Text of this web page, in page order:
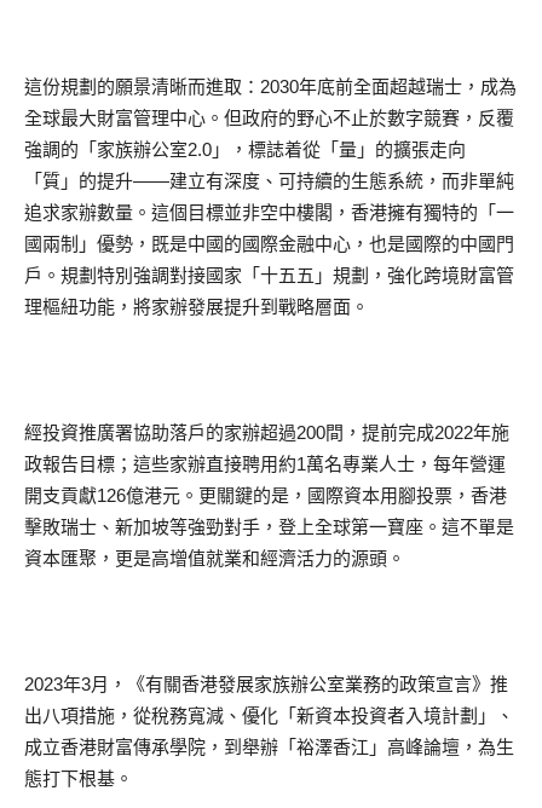
這份規劃的願景清晰而進取：2030年底前全面超越瑞士，成為
全球最大財富管理中心。但政府的野心不止於數字競賽，反覆
強調的「家族辦公室2.0」，標誌着從「量」的擴張走向
「質」的提升——建立有深度、可持續的生態系統，而非單純
追求家辦數量。這個目標並非空中樓閣，香港擁有獨特的「一
國兩制」優勢，既是中國的國際金融中心，也是國際的中國門
戶。規劃特別強調對接國家「十五五」規劃，強化跨境財富管
理樞紐功能，將家辦發展提升到戰略層面。
經投資推廣署協助落戶的家辦超過200間，提前完成2022年施
政報告目標；這些家辦直接聘用約1萬名專業人士，每年營運
開支貢獻126億港元。更關鍵的是，國際資本用腳投票，香港
擊敗瑞士、新加坡等強勁對手，登上全球第一寶座。這不單是
資本匯聚，更是高增值就業和經濟活力的源頭。
2023年3月，《有關香港發展家族辦公室業務的政策宣言》推
出八項措施，從稅務寬減、優化「新資本投資者入境計劃」、
成立香港財富傳承學院，到舉辦「裕澤香江」高峰論壇，為生
態打下根基。